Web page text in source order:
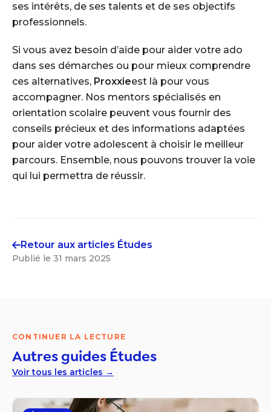
ses intérêts, de ses talents et de ses objectifs
professionnels.
Si vous avez besoin d’aide pour aider votre ado
dans ses démarches ou pour mieux comprendre
ces alternatives, Proxxieest là pour vous
accompagner. Nos mentors spécialisés en
orientation scolaire peuvent vous fournir des
conseils précieux et des informations adaptées
pour aider votre adolescent à choisir le meilleur
parcours. Ensemble, nous pouvons trouver la voie
qui lui permettra de réussir.
Retour aux articles Études
Publié le 31 mars 2025
CONTINUER LA LECTURE
Autres guidesÉtudes
Voir tous les articles →